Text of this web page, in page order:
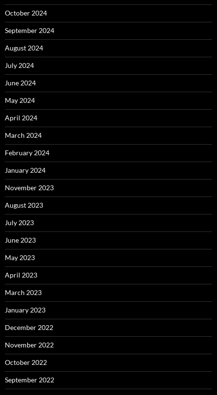
October 2024
September 2024
August 2024
July 2024
June 2024
May 2024
April 2024
March 2024
February 2024
January 2024
November 2023
August 2023
July 2023
June 2023
May 2023
April 2023
March 2023
January 2023
December 2022
November 2022
October 2022
September 2022